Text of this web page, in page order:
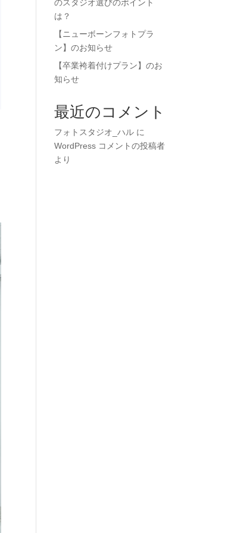
のスタジオ選びのポイント
は？
【ニューボーンフォトプラ
ン】のお知らせ
【卒業袴着付けプラン】のお
知らせ
最近のコメント
フォトスタジオ_ハル に
WordPress コメントの投稿者
より